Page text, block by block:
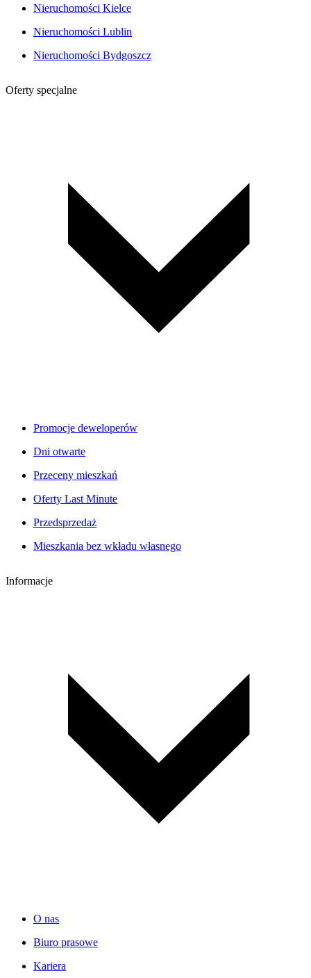
Nieruchomości Kielce
Nieruchomości Lublin
Nieruchomości Bydgoszcz
Oferty specjalne
Promocje deweloperów
Dni otwarte
Przeceny mieszkań
Oferty Last Minute
Przedsprzedaż
Mieszkania bez wkładu własnego
Informacje
O nas
Biuro prasowe
Kariera